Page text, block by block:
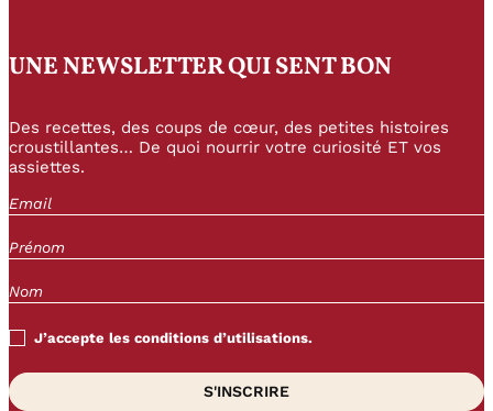
UNE NEWSLETTER QUI SENT BON
Des recettes, des coups de cœur, des petites histoires
croustillantes… De quoi nourrir votre curiosité ET vos
assiettes.
J’accepte les conditions d’utilisations.